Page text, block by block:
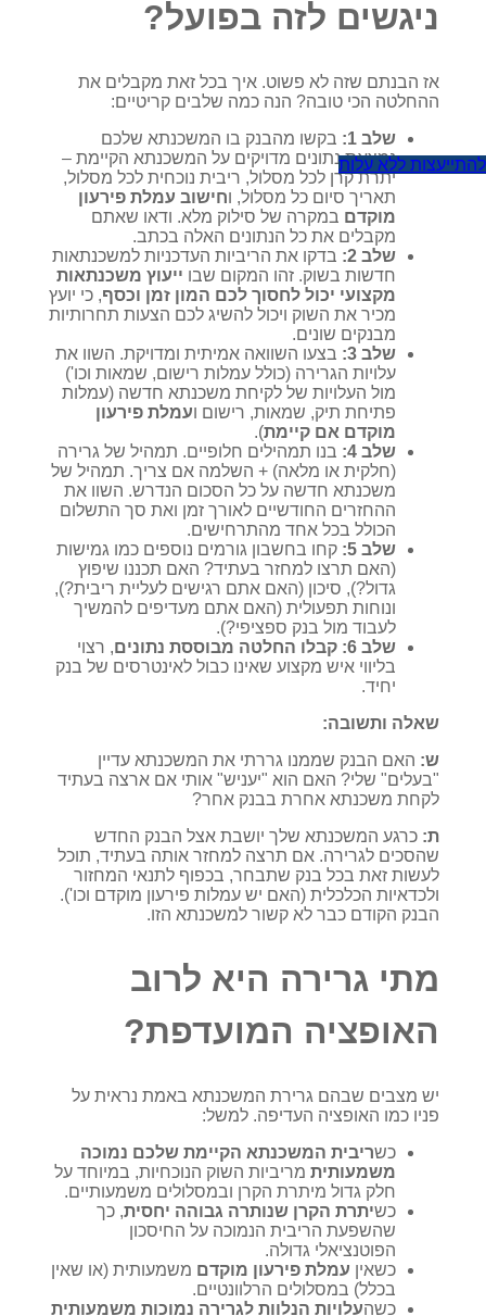
להתייעצות ללא עלות
ניגשים לזה בפועל?
אז הבנתם שזה לא פשוט. איך בכל זאת מקבלים את
ההחלטה הכי טובה? הנה כמה שלבים קריטיים:
שלב 1:
בקשו מהבנק בו המשכנתא שלכם
נמצאת נתונים מדויקים על המשכנתא הקיימת –
יתרת קרן לכל מסלול, ריבית נוכחית לכל מסלול,
תאריך סיום כל מסלול, וחישוב עמלת פירעון
מוקדם במקרה של סילוק מלא. ודאו שאתם
מקבלים את כל הנתונים האלה בכתב.
שלב 2:
בדקו את הריביות העדכניות למשכנתאות
חדשות בשוק. זהו המקום שבו ייעוץ משכנתאות
מקצועי יכול לחסוך לכם המון זמן וכסף, כי יועץ
מכיר את השוק ויכול להשיג לכם הצעות תחרותיות
מבנקים שונים.
שלב 3:
בצעו השוואה אמיתית ומדויקת. השוו את
עלויות הגרירה (כולל עמלות רישום, שמאות וכו')
מול העלויות של לקיחת משכנתא חדשה (עמלות
פתיחת תיק, שמאות, רישום ועמלת פירעון
מוקדם אם קיימת).
שלב 4:
בנו תמהילים חלופיים. תמהיל של גרירה
(חלקית או מלאה) + השלמה אם צריך. תמהיל של
משכנתא חדשה על כל הסכום הנדרש. השוו את
ההחזרים החודשיים לאורך זמן ואת סך התשלום
הכולל בכל אחד מהתרחישים.
שלב 5:
קחו בחשבון גורמים נוספים כמו גמישות
(האם תרצו למחזר בעתיד? האם תכננו שיפוץ
גדול?), סיכון (האם אתם רגישים לעליית ריבית?),
ונוחות תפעולית (האם אתם מעדיפים להמשיך
לעבוד מול בנק ספציפי?).
שלב 6:
קבלו החלטה מבוססת נתונים, רצוי
בליווי איש מקצוע שאינו כבול לאינטרסים של בנק
יחיד.
שאלה ותשובה:
ש: האם הבנק שממנו גררתי את המשכנתא עדיין
"בעלים" שלי? האם הוא "יעניש" אותי אם ארצה בעתיד
לקחת משכנתא אחרת בבנק אחר?
ת: כרגע המשכנתא שלך יושבת אצל הבנק החדש
שהסכים לגרירה. אם תרצה למחזר אותה בעתיד, תוכל
לעשות זאת בכל בנק שתבחר, בכפוף לתנאי המחזור
ולכדאיות הכלכלית (האם יש עמלות פירעון מוקדם וכו').
הבנק הקודם כבר לא קשור למשכנתא הזו.
מתי גרירה היא לרוב
האופציה המועדפת?
יש מצבים שבהם גרירת המשכנתא באמת נראית על
פניו כמו האופציה העדיפה. למשל:
כשריבית המשכנתא הקיימת שלכם נמוכה
משמעותית מריביות השוק הנוכחיות, במיוחד על
חלק גדול מיתרת הקרן ובמסלולים משמעותיים.
כשיתרת הקרן שנותרה גבוהה יחסית, כך
שהשפעת הריבית הנמוכה על החיסכון
הפוטנציאלי גדולה.
כשאין עמלת פירעון מוקדם משמעותית (או שאין
בכלל) במסלולים הרלוונטיים.
כשהעלויות הנלוות לגרירה נמוכות משמעותית